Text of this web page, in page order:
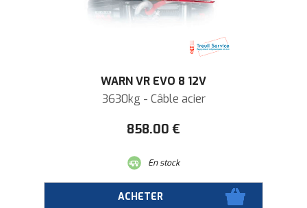
WARN VR EVO 8 12V
3630kg - Câble acier
858.00 €
En stock